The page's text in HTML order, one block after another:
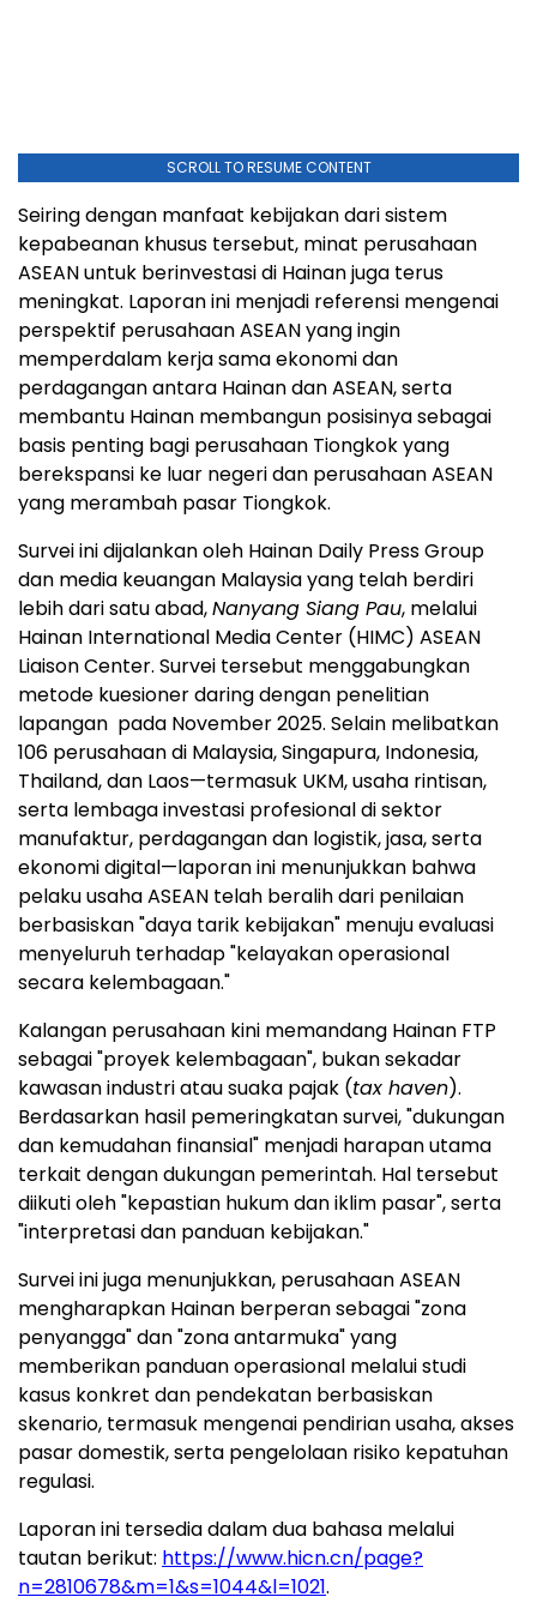
SCROLL TO RESUME CONTENT
Seiring dengan manfaat kebijakan dari sistem
kepabeanan khusus tersebut, minat perusahaan
ASEAN untuk berinvestasi di Hainan juga terus
meningkat. Laporan ini menjadi referensi mengenai
perspektif perusahaan ASEAN yang ingin
memperdalam kerja sama ekonomi dan
perdagangan antara Hainan dan ASEAN, serta
membantu Hainan membangun posisinya sebagai
basis penting bagi perusahaan Tiongkok yang
berekspansi ke luar negeri dan perusahaan ASEAN
yang merambah pasar Tiongkok.
Survei ini dijalankan oleh Hainan Daily Press Group
dan media keuangan Malaysia yang telah berdiri
lebih dari satu abad,Nanyang Siang Pau, melalui
Hainan International Media Center (HIMC) ASEAN
Liaison Center. Survei tersebut menggabungkan
metode kuesioner daring dengan penelitian
lapangan pada November 2025. Selain melibatkan
106 perusahaan di Malaysia, Singapura, Indonesia,
Thailand, dan Laos—termasuk UKM, usaha rintisan,
serta lembaga investasi profesional di sektor
manufaktur, perdagangan dan logistik, jasa, serta
ekonomi digital—laporan ini menunjukkan bahwa
pelaku usaha ASEAN telah beralih dari penilaian
berbasiskan "daya tarik kebijakan" menuju evaluasi
menyeluruh terhadap "kelayakan operasional
secara kelembagaan."
Kalangan perusahaan kini memandang Hainan FTP
sebagai "proyek kelembagaan", bukan sekadar
kawasan industri atau suaka pajak (tax haven).
Berdasarkan hasil pemeringkatan survei, "dukungan
dan kemudahan finansial" menjadi harapan utama
terkait dengan dukungan pemerintah. Hal tersebut
diikuti oleh "kepastian hukum dan iklim pasar", serta
"interpretasi dan panduan kebijakan."
Survei ini juga menunjukkan, perusahaan ASEAN
mengharapkan Hainan berperan sebagai "zona
penyangga" dan "zona antarmuka" yang
memberikan panduan operasional melalui studi
kasus konkret dan pendekatan berbasiskan
skenario, termasuk mengenai pendirian usaha, akses
pasar domestik, serta pengelolaan risiko kepatuhan
regulasi.
Laporan ini tersedia dalam dua bahasa melalui
tautan berikut: https://www.hicn.cn/page?
n=2810678&m=1&s=1044&l=1021.